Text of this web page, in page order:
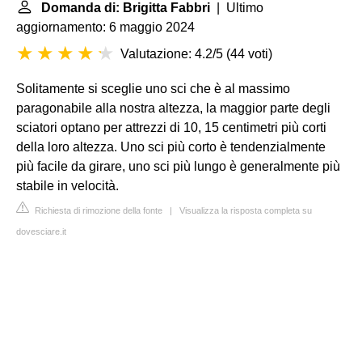
Domanda di: Brigitta Fabbri | Ultimo
aggiornamento: 6 maggio 2024
Valutazione: 4.2/5 (44 voti)
Solitamente si sceglie uno sci che è al massimo
paragonabile alla nostra altezza, la maggior parte degli
sciatori optano per attrezzi di 10, 15 centimetri più corti
della loro altezza. Uno sci più corto è tendenzialmente
più facile da girare, uno sci più lungo è generalmente più
stabile in velocità.
Richiesta di rimozione della fonte | Visualizza la risposta completa su
dovesciare.it